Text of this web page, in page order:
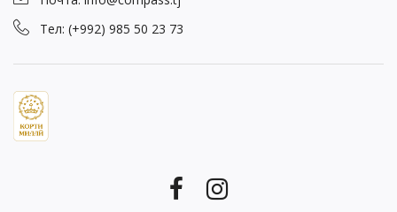
Тел: (+992) 985 50 23 73